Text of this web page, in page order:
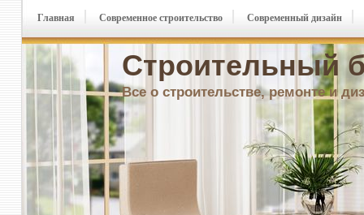
Строительный
Все о строительстве, ремонте и
Главная Современное строительство Современный дизайн